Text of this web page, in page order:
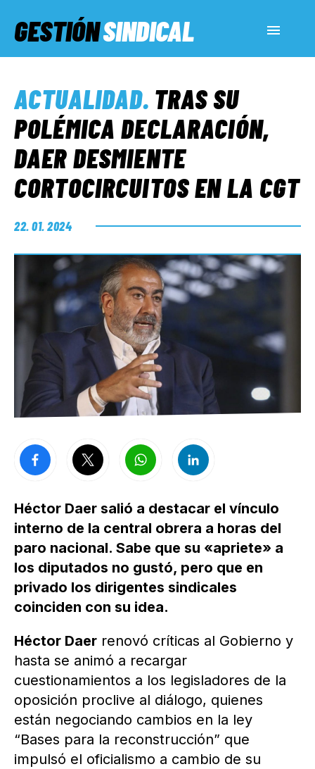
GESTIÓNSINDICAL
SERVICIOS SOCIALES
INFORMES ESPECIALES
FUERA DE MEGÁFONO
EL LADO «G»
ACTUALIDAD. TRAS SU
POLÉMICA DECLARACIÓN,
DAER DESMIENTE
CORTOCIRCUITOS EN LA CGT
22. 01. 2024
Héctor Daer salió a destacar el vínculo
interno de la central obrera a horas del
paro nacional. Sabe que su «apriete» a
los diputados no gustó, pero que en
privado los dirigentes sindicales
coinciden con su idea.
Héctor Daer renovó críticas al Gobierno y
hasta se animó a recargar
cuestionamientos a los legisladores de la
oposición proclive al diálogo, quienes
están negociando cambios en la ley
“Bases para la reconstrucción” que
impulsó el oficialismo a cambio de su